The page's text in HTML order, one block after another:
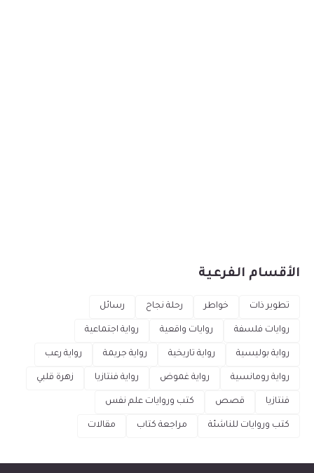
الأقسام الفرعية
تطوير ذات خواطر رحلة نجاح رسائل
روايات فلسفة روايات واقعية رواية اجتماعية
رواية بوليسية رواية تاريخية رواية جريمة رواية رعب
رواية رومانسية رواية غموض رواية فنتازيا زهرة قلبي
فنتازيا قصص كتب وروايات علم نفس
كتب وروايات للناشئة مراجعة كتاب مقالات